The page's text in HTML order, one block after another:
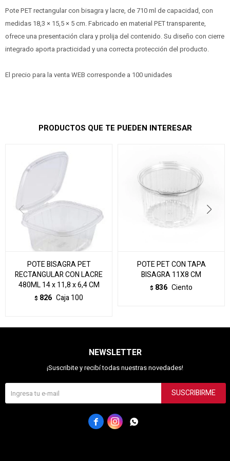
Pote PET rectangular con bisagra y lacre, de 710 ml de capacidad, con
medidas 18,3 × 15,5 × 5 cm. Fabricado en material PET transparente,
ofrece una presentación clara y prolija del contenido. Su diseño con cierre
integrado aporta practicidad y una correcta protección del producto.
El precio para la venta WEB corresponde a 100 unidades
PRODUCTOS QUE TE PUEDEN INTERESAR
POTE BISAGRA PET
RECTANGULAR CON LACRE
480ML 14 x 11,8 x 6,4 CM
$ 826 Caja 100
POTE PET CON TAPA
BISAGRA 11X8 CM
$ 836 Ciento
NEWSLETTER
¡Suscribite y recibí todas nuestras novedades!
SUSCRIBIRME
  